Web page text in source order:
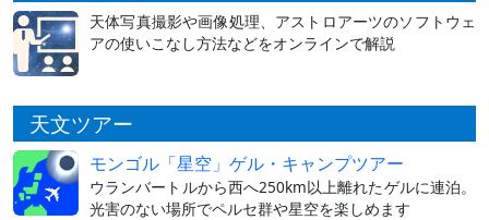
天体写真撮影や画像処理、アストロアーツのソフトウェ
アの使いこなし方法などをオンラインで解説
天文ツアー
モンゴル「星空」ゲル・キャンプツアー
ウランバートルから西へ250km以上離れたゲルに連泊。
光害のない場所でペルセ群や星空を楽しめます